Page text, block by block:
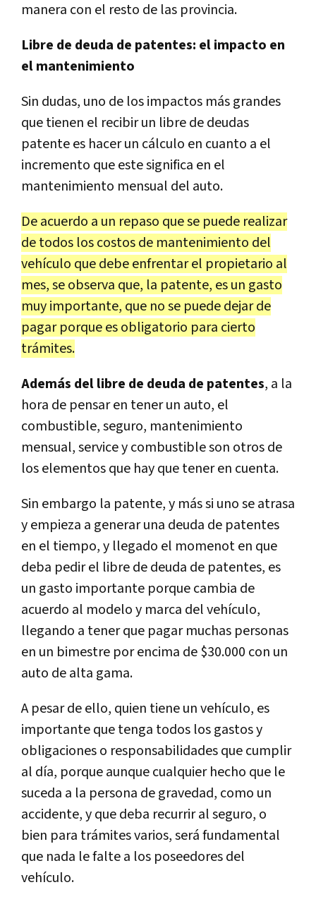
manera con el resto de las provincia.
Libre de deuda de patentes: el impacto en
el mantenimiento
Sin dudas, uno de los impactos más grandes
que tienen el recibir un libre de deudas
patente es hacer un cálculo en cuanto a el
incremento que este significa en el
mantenimiento mensual del auto.
De acuerdo a un repaso que se puede realizar
de todos los costos de mantenimiento del
vehículo que debe enfrentar el propietario al
mes, se observa que, la patente, es un gasto
muy importante, que no se puede dejar de
pagar porque es obligatorio para cierto
trámites.
Además del libre de deuda de patentes, a la
hora de pensar en tener un auto, el
combustible, seguro, mantenimiento
mensual, service y combustible son otros de
los elementos que hay que tener en cuenta.
Sin embargo la patente, y más si uno se atrasa
y empieza a generar una deuda de patentes
en el tiempo, y llegado el momenot en que
deba pedir el libre de deuda de patentes, es
un gasto importante porque cambia de
acuerdo al modelo y marca del vehículo,
llegando a tener que pagar muchas personas
en un bimestre por encima de $30.000 con un
auto de alta gama.
A pesar de ello, quien tiene un vehículo, es
importante que tenga todos los gastos y
obligaciones o responsabilidades que cumplir
al día, porque aunque cualquier hecho que le
suceda a la persona de gravedad, como un
accidente, y que deba recurrir al seguro, o
bien para trámites varios, será fundamental
que nada le falte a los poseedores del
vehículo.